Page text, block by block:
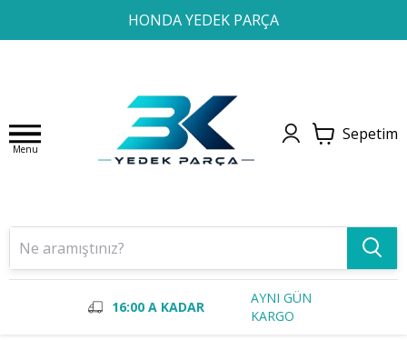
HONDA YEDEK PARÇA
1 2 3 4
Menu
Sepetim
16:00 A KADAR
AYNI GÜN
KARGO